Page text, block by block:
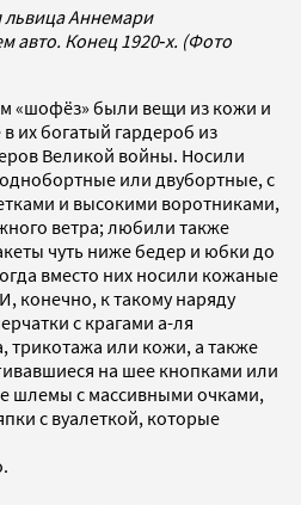
львица Аннемари
авто. Конец 1920‐х. (Фото
«шофёз» были вещи из кожи и
их богатый гардероб из
Великой войны. Носили
или двубортные, с
и высокими воротниками,
ветра; любили также
чуть ниже бедер и юбки до
вместо них носили кожаные
конечно, к такому наряду
с крагами а­-ля
трикотажа или кожи, а также
на шее кнопками или
шлемы с массивными очками,
с вуалеткой, которые